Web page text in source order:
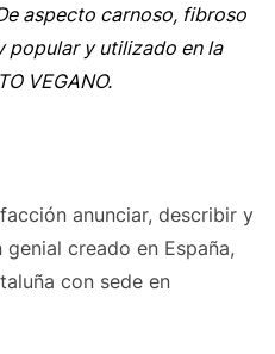
aspecto carnoso, fibroso
popular y utilizado en la
VEGANO.
anunciar, describir y
creado en España,
con sede en